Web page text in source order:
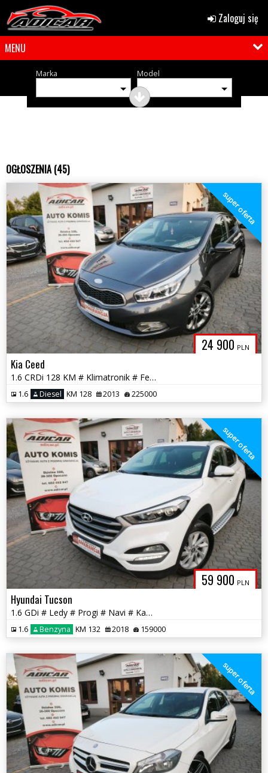
Zaloguj się
MENU
Marka Model
OGŁOSZENIA (45)
24 900 PLN
super oferta
Kia Ceed
1.6 CRDi 128 KM # Klimatronik # Felga # Chrom # Piękna! # GWARANCJA!!
1.6 Diesel KM 128 2013 225000
59 900 PLN
super oferta
Hyundai Tucson
1.6 GDi # Ledy # Progi # Navi # Kamera # PDC # Piękny! GWARANCJA !!!
1.6 Benzyna KM 132 2018 159000
super oferta